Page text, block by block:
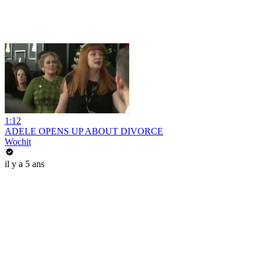
1:12
ADELE OPENS UP ABOUT DIVORCE
Wochit
il y a 5 ans